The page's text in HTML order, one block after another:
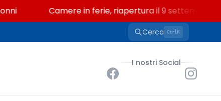
Camere in ferie, riapertura il 9 settembre tra
Cerca CtrlK
I nostri Social